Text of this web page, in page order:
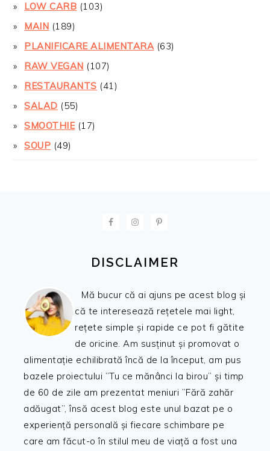
LOW CARB (103)
MAIN (189)
PLANIFICARE ALIMENTARA(63)
RAW VEGAN (107)
RESTAURANTS (41)
SALAD (55)
SMOOTHIE(17)
SOUP (49)
DISCLAIMER
Mă bucur că ai ajuns pe acest blog și
că te interesează rețetele mai light,
rețete simple și rapide ce pot fi gătite
de oricine. Am susținut și promovat o
alimentație echilibrată încă de la început, am pus
bazele proiectului ”Tu ce mănânci la birou” și timp
de 60 de zile am prezentat meniuri ”Fără zahăr
adăugat”, însă acest blog este unul bazat pe o
experiență personală și fiecare schimbare pe
care am făcut-o în stilul meu de viață a fost una